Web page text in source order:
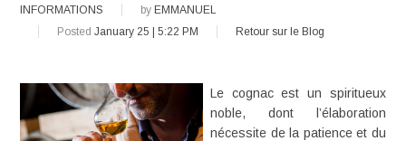
INFORMATIONS by EMMANUEL
PostedJanuary 25 | 5:22 PM Retour sur le Blog
Le cognac est un spiritueux
noble, dont l’élaboration
nécessite de la patience et du